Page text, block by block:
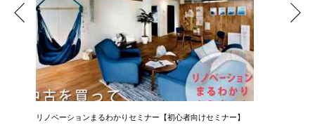
リノベーションまるわかりセミナー【初心者向けセミナー】